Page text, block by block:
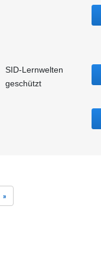
SID-Lernwelten
geschützt
»